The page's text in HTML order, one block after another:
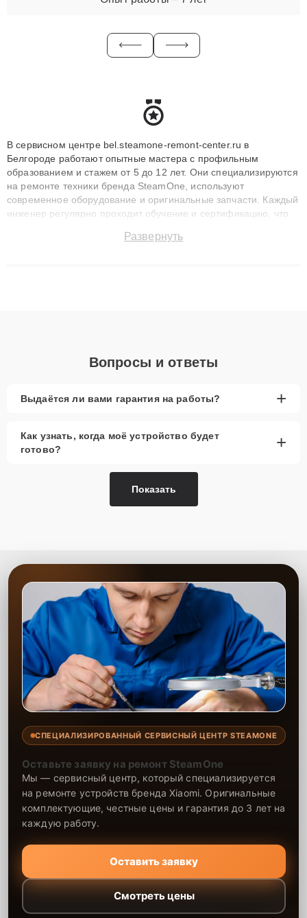
В сервисном центре bel.steamone-remont-center.ru в
Белгороде работают опытные мастера с профильным
образованием и стажем от 5 до 12 лет. Они специализируются
на ремонте техники бренда SteamOne, используют
современное оборудование и оригинальные запчасти. Каждый
инженер регулярно проходит обучение и сертификацию, что
восстанавливать технику с сохранением гарантии до 3 лет.
Развернуть
Вопросы и ответы
Выдаётся ли вами гарантия на работы? +
Как узнать, когда моё устройство будет
готово?
+
Показать
СПЕЦИАЛИЗИРОВАННЫЙ СЕРВИСНЫЙ ЦЕНТР STEAMONE
Оставьте заявку на ремонт SteamOne
Мы — сервисный центр, который специализируется
на ремонте устройств бренда Xiaomi. Оригинальные
комплектующие, честные цены и гарантия до 3 лет на
каждую работу.
Оставить заявку
Смотреть цены